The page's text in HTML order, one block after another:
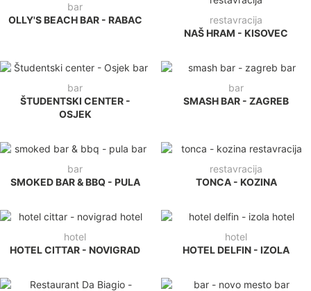
bar
OLLY'S BEACH BAR - RABAC
restavracija
NAŠ HRAM - KISOVEC
bar
ŠTUDENTSKI CENTER -
OSJEK
bar
SMASH BAR - ZAGREB
bar
SMOKED BAR & BBQ - PULA
restavracija
TONCA - KOZINA
hotel
HOTEL CITTAR - NOVIGRAD
hotel
HOTEL DELFIN - IZOLA